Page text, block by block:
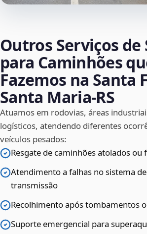
Outros Serviços
para Caminhões
Fazemos na Santa
Santa Maria‑RS
Atuamos em rodovias, áreas
logísticos, atendendo diferentes
veículos pesados:
Resgate de caminhões atolados ou
Atendimento a falhas no sistema
transmissão
Recolhimento após tombamentos
Suporte emergencial para